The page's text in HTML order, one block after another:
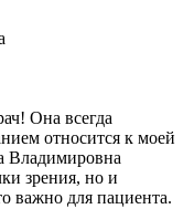
Она всегда
относится к моей
Владимировна
зрения, но и
важно для пациента.